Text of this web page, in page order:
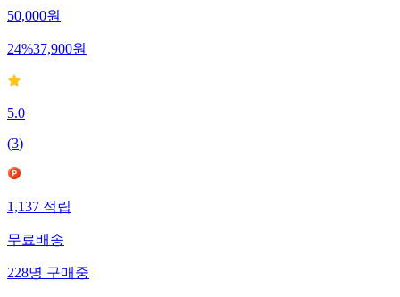
50,000원
24%37,900원
5.0
(3)
1,137적립
무료배송
228명구매중